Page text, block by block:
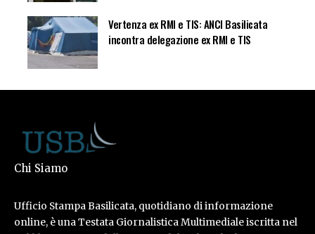
Vertenza ex RMI e TIS: ANCI Basilicata
incontra delegazione ex RMI e TIS
Chi Siamo
Ufficio Stampa Basilicata, quotidiano di informazione
online, è una Testata Giornalistica Multimediale iscritta nel